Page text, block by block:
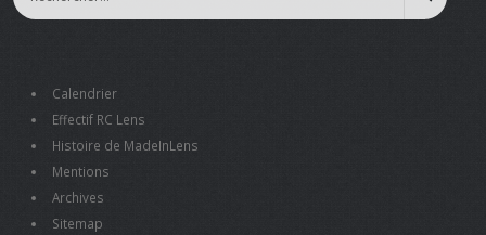
Calendrier
Effectif RC Lens
Histoire de MadeInLens
Mentions
Archives
Sitemap